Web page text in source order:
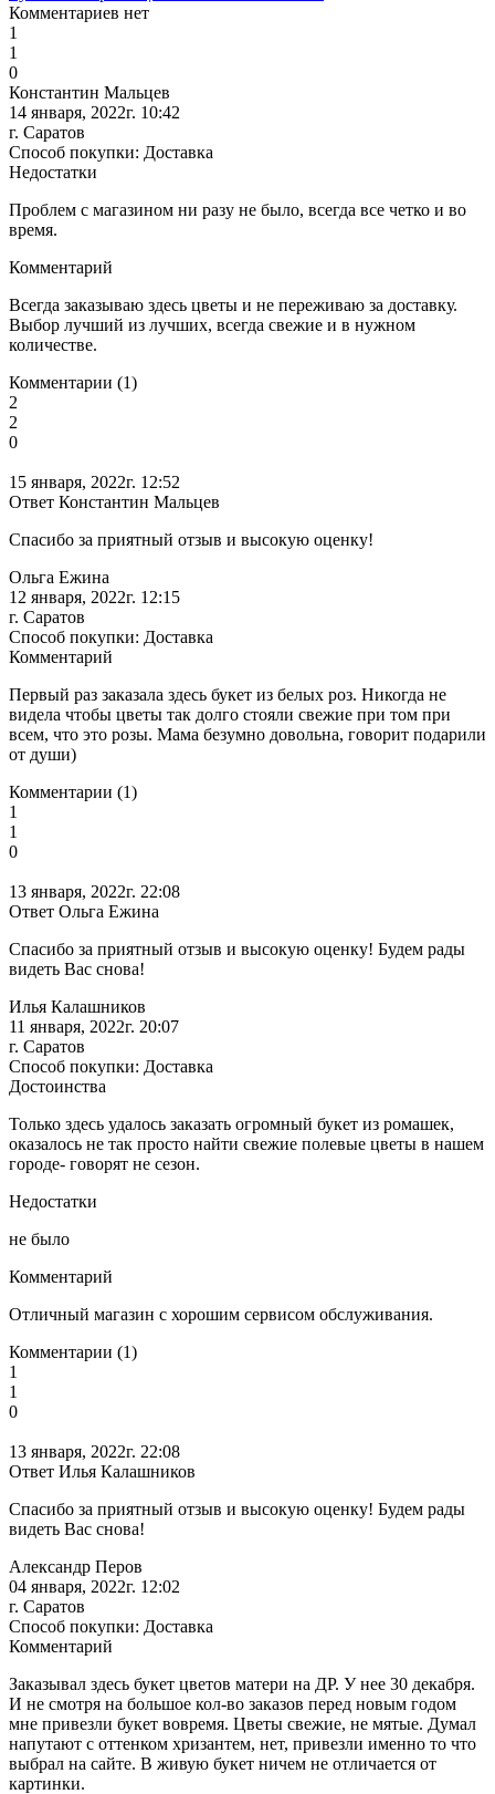
Комментариев нет
1
1
0
Константин Мальцев
14 января, 2022г. 10:42
г. Саратов
Способ покупки: Доставка
Недостатки
Проблем с магазином ни разу не было, всегда все четко и во
время.
Комментарий
Всегда заказываю здесь цветы и не переживаю за доставку.
Выбор лучший из лучших, всегда свежие и в нужном
количестве.
Комментарии (1)
2
2
0
15 января, 2022г. 12:52
Ответ Константин Мальцев
Спасибо за приятный отзыв и высокую оценку!
Ольга Ежина
12 января, 2022г. 12:15
г. Саратов
Способ покупки: Доставка
Комментарий
Первый раз заказала здесь букет из белых роз. Никогда не
видела чтобы цветы так долго стояли свежие при том при
всем, что это розы. Мама безумно довольна, говорит подарили
от души)
Комментарии (1)
1
1
0
13 января, 2022г. 22:08
Ответ Ольга Ежина
Спасибо за приятный отзыв и высокую оценку! Будем рады
видеть Вас снова!
Илья Калашников
11 января, 2022г. 20:07
г. Саратов
Способ покупки: Доставка
Достоинства
Только здесь удалось заказать огромный букет из ромашек,
оказалось не так просто найти свежие полевые цветы в нашем
городе- говорят не сезон.
Недостатки
не было
Комментарий
Отличный магазин с хорошим сервисом обслуживания.
Комментарии (1)
1
1
0
13 января, 2022г. 22:08
Ответ Илья Калашников
Спасибо за приятный отзыв и высокую оценку! Будем рады
видеть Вас снова!
Александр Перов
04 января, 2022г. 12:02
г. Саратов
Способ покупки: Доставка
Комментарий
Заказывал здесь букет цветов матери на ДР. У нее 30 декабря.
И не смотря на большое кол-во заказов перед новым годом
мне привезли букет вовремя. Цветы свежие, не мятые. Думал
напутают с оттенком хризантем, нет, привезли именно то что
выбрал на сайте. В живую букет ничем не отличается от
картинки.